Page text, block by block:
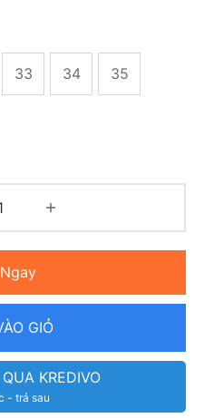
33 34 35
GIỎ
KREDIVO
- trả sau